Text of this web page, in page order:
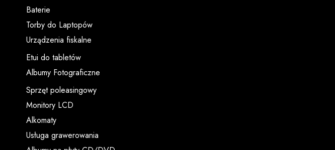
Baterie
Torby do Laptopów
Urządzenia fiskalne
Etui do tabletów
Albumy Fotograficzne
Sprzęt poleasingowy
Monitory LCD
Alkomaty
Usługa grawerowania